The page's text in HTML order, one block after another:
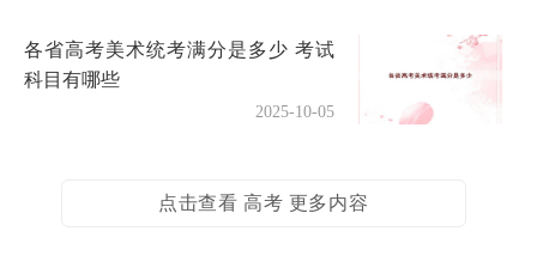
各省高考美术统考满分是多少 考试
科目有哪些
2025-10-05
点击查看 高考 更多内容